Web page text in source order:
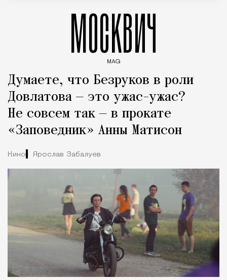
МОСКВИЧ
MAG
Думаете, что Безруков в роли
Довлатова — это ужас-ужас?
Не совсем так — в прокате
«Заповедник» Анны Матисон
Кино Ярослав Забалуев